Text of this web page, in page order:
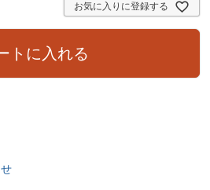
お気に入りに登録する
トに入れる